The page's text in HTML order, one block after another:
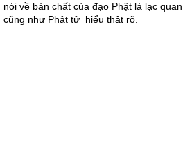
nói về bản chất của đạo Phật là lạc
cũng như Phật tử hiểu thật rõ.